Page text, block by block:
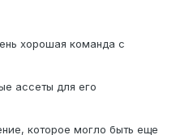
хорошая команда с
ассеты для его
которое могло быть еще